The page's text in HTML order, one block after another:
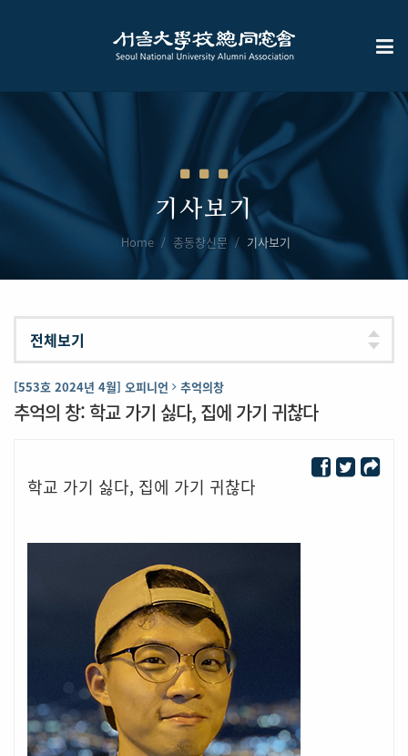
기사보기
Home 총동창신문 기사보기
[553호 2024년 4월] 오피니언 추억의창
추억의 창: 학교 가기 싫다, 집에 가기 귀찮다
학교 가기 싫다, 집에 가기 귀찮다